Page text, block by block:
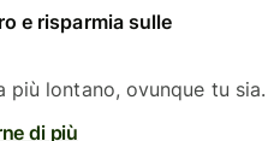
e risparmia sulle
lontano, ovunque tu sia.
di più